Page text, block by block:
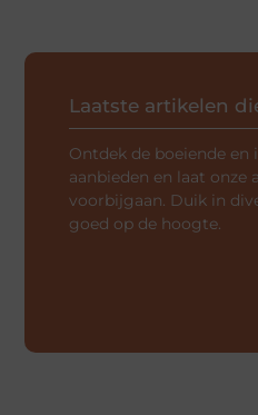
Laatste artikelen
Ontdek de boeiende en
aanbieden en laat onze
voorbijgaan. Duik in
goed op de hoogte.